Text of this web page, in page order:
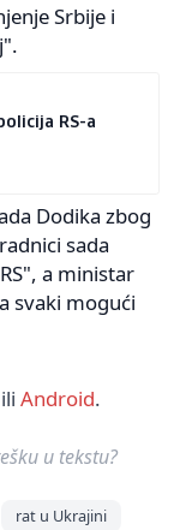
Srbije i
RS-a
Dodika zbog
sada
a ministar
svaki mogući
ili Android.
u tekstu?
rat u Ukrajini